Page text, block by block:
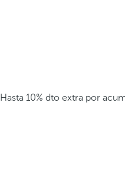
Hasta 10% dto extra por